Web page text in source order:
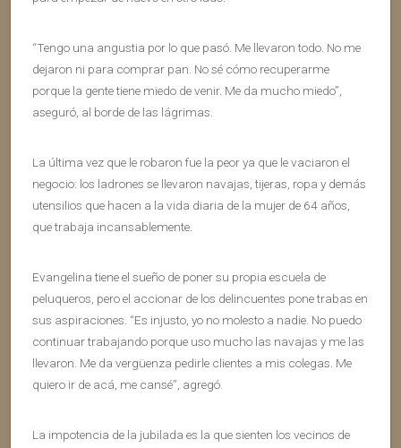
“Tengo una angustia por lo que pasó. Me llevaron todo. No me
dejaron ni para comprar pan. No sé cómo recuperarme
porque la gente tiene miedo de venir. Me da mucho miedo”,
aseguró, al borde de las lágrimas.
La última vez que le robaron fue la peor ya que le vaciaron el
negocio: los ladrones se llevaron navajas, tijeras, ropa y demás
utensilios que hacen a la vida diaria de la mujer de 64 años,
que trabaja incansablemente.
Evangelina tiene el sueño de poner su propia escuela de
peluqueros, pero el accionar de los delincuentes pone trabas en
sus aspiraciones. “Es injusto, yo no molesto a nadie. No puedo
continuar trabajando porque uso mucho las navajas y me las
llevaron. Me da vergüenza pedirle clientes a mis colegas. Me
quiero ir de acá, me cansé”, agregó.
La impotencia de la jubilada es la que sienten los vecinos de